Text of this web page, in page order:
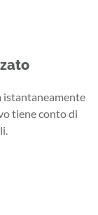
istantaneamente
tiene conto di